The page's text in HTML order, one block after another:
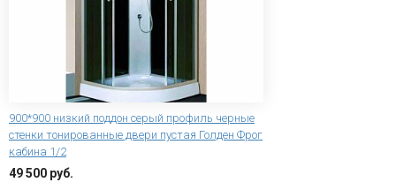
900*900 низкий поддон серый профиль черные
стенки тонированные двери пустая Голден Фрог
кабина 1/2
49 500 руб.